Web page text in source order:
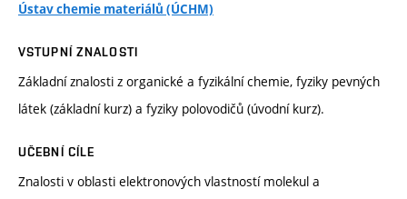
Ústav chemie materiálů (ÚCHM)
VSTUPNÍ ZNALOSTI
Základní znalosti z organické a fyzikální chemie, fyziky pevných
látek (základní kurz) a fyziky polovodičů (úvodní kurz).
UČEBNÍ CÍLE
Znalosti v oblasti elektronových vlastností molekul a